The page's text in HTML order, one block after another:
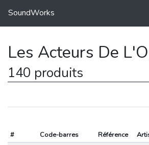
SoundWorks
Les Acteurs De
140 produits
# Code-barres Référence